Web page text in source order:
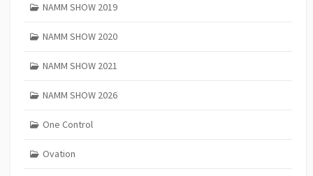
NAMM SHOW 2019
NAMM SHOW 2020
NAMM SHOW 2021
NAMM SHOW 2026
One Control
Ovation